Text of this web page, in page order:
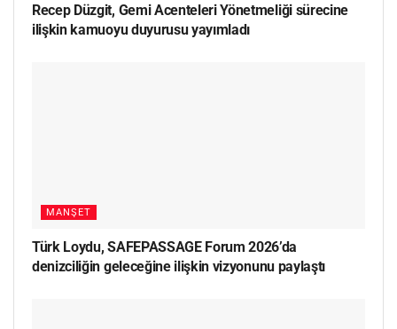
Recep Düzgit, Gemi Acenteleri Yönetmeliği sürecine
ilişkin kamuoyu duyurusu yayımladı
MANŞET
Türk Loydu, SAFEPASSAGE Forum 2026’da
denizciliğin geleceğine ilişkin vizyonunu paylaştı